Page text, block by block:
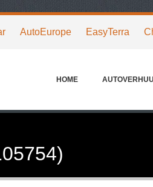
AutoEurope EasyTerra
HOME